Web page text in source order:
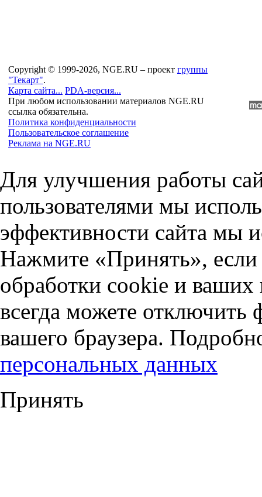
Copyright © 1999-2026, NGE.RU – проект группы
"Текарт".
Карта сайта... PDA-версия...
При любом использовании материалов NGE.RU
ссылка обязательна.
Политика конфиденциальности
Пользовательское соглашение
Реклама на NGE.RU
Для улучшения работы
пользователями мы
эффективности сайта мы
Нажмите «Принять», если
обработки cookie и
всегда можете отключить
вашего браузера.
персональных данных
Принять